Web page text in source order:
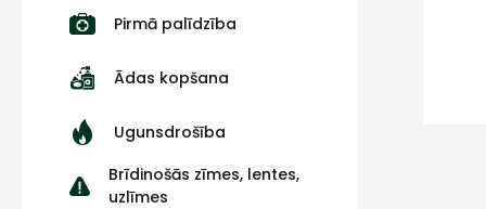
Pirmā palīdzība
Ādas kopšana
Ugunsdrošība
Brīdinošās zīmes, lentes,
uzlīmes